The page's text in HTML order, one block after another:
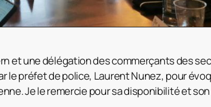
et une délégation des commerçants des
le préfet de police, Laurent Nunez, pour
Je le remercie pour sa disponibilité et